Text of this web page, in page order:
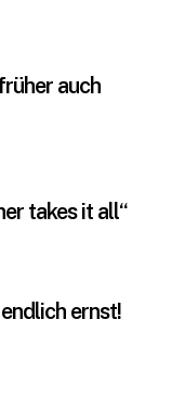
auch
takes it all“
ernst!